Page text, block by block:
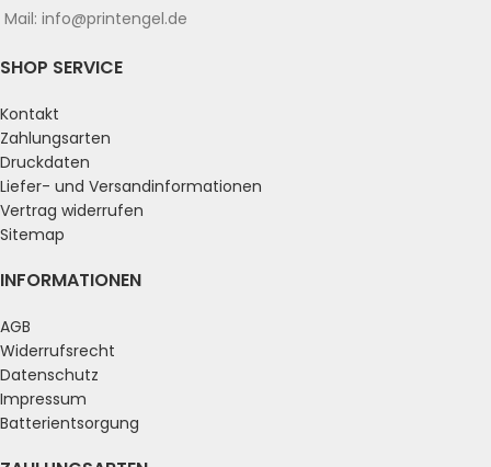
Mail: info@printengel.de
SHOP SERVICE
Kontakt
Zahlungsarten
Druckdaten
Liefer- und Versandinformationen
Vertrag widerrufen
Sitemap
INFORMATIONEN
AGB
Widerrufsrecht
Datenschutz
Impressum
Batterientsorgung